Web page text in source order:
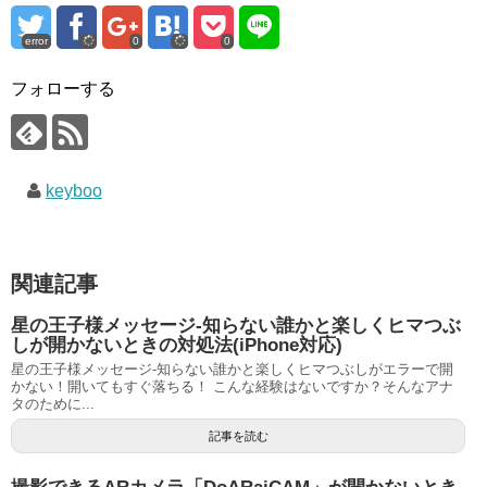
error 0 0
フォローする
keyboo
関連記事
星の王子様メッセージ-知らない誰かと楽しくヒマつぶ
しが開かないときの対処法(iPhone対応)
星の王子様メッセージ-知らない誰かと楽しくヒマつぶしがエラーで開
かない！開いてもすぐ落ちる！ こんな経験はないですか？そんなアナ
タのために...
記事を読む